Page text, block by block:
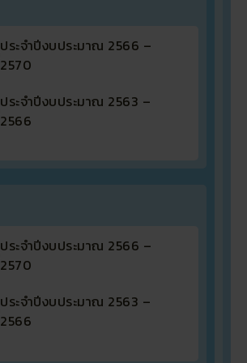
ประจำปีงบประมาณ 2566 –
2570
ประจำปีงบประมาณ 2563 –
2566
ประจำปีงบประมาณ 2566 –
2570
ประจำปีงบประมาณ 2563 –
2566